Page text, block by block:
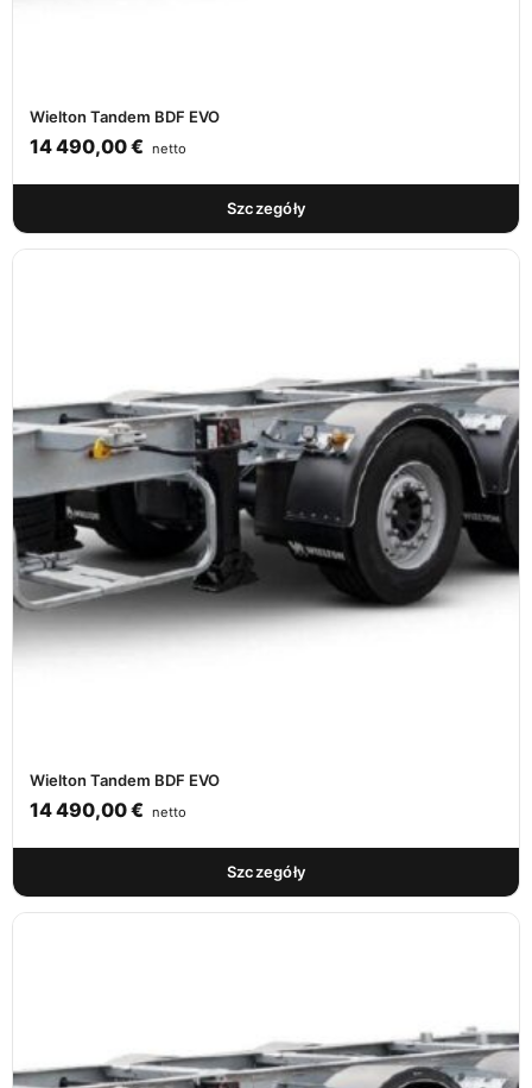
Wielton Tandem BDF EVO
14 490,00€ netto
Szczegóły
Wielton Tandem BDF EVO
14 490,00€ netto
Szczegóły